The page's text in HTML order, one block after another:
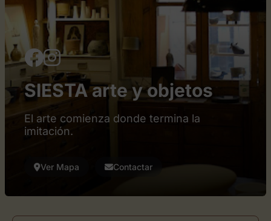
SIESTA arte y objetos
El arte comienza donde termina la
imitación.
Ver Mapa Contactar